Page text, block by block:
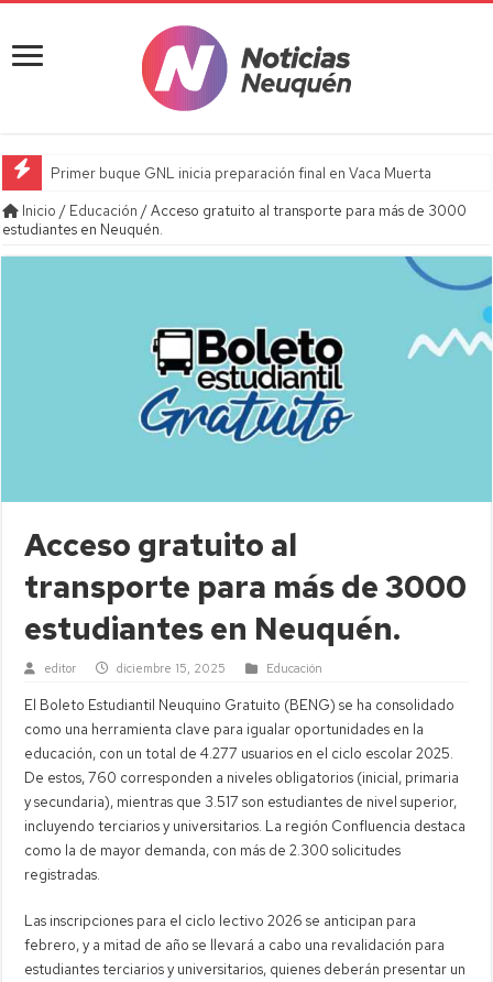
Primer buque GNL inicia preparación final en Vaca Muerta
Inicio / Educación /Acceso gratuito al transporte para más de 3000
estudiantes en Neuquén.
Acceso gratuito al
transporte para más de 3000
estudiantes en Neuquén.
editor diciembre 15, 2025 Educación
El Boleto Estudiantil Neuquino Gratuito (BENG) se ha consolidado
como una herramienta clave para igualar oportunidades en la
educación, con un total de 4.277 usuarios en el ciclo escolar 2025.
De estos, 760 corresponden a niveles obligatorios (inicial, primaria
y secundaria), mientras que 3.517 son estudiantes de nivel superior,
incluyendo terciarios y universitarios. La región Confluencia destaca
como la de mayor demanda, con más de 2.300 solicitudes
registradas.
Las inscripciones para el ciclo lectivo 2026 se anticipan para
febrero, y a mitad de año se llevará a cabo una revalidación para
estudiantes terciarios y universitarios, quienes deberán presentar un